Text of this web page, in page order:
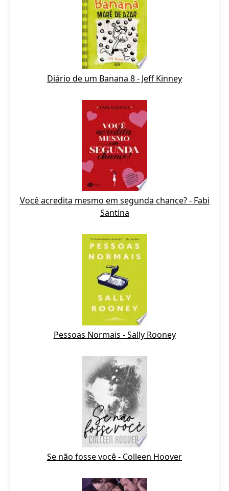
Diário de um Banana 8 - Jeff Kinney
Você acredita mesmo em segunda chance? - Fabi
Santina
Pessoas Normais - Sally Rooney
Se não fosse você - Colleen Hoover